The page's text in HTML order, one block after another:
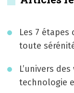
i
g
t
Les 7
toute
L’univers
technologie